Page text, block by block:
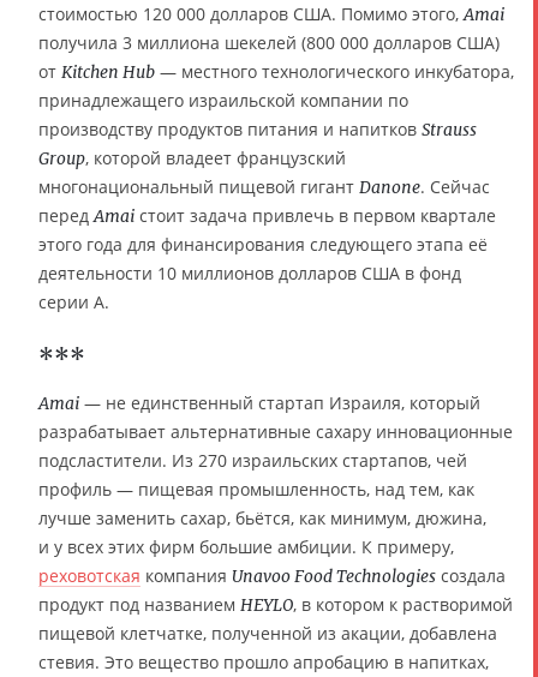
стоимостью 120 000 долларов США. Помимо этого, Amai
получила 3 миллиона шекелей (800 000 долларов США)
от Kitchen Hub — местного технологического инкубатора,
принадлежащего израильской компании по
производству продуктов питания и напитков Strauss
Group, которой владеет французский
многонациональный пищевой гигант Danone. Сейчас
перед Amai стоит задача привлечь в первом квартале
этого года для финансирования следующего этапа её
деятельности 10 миллионов долларов США в фонд
серии A.
***
Amai — не единственный стартап Израиля, который
разрабатывает альтернативные сахару инновационные
подсластители. Из 270 израильских стартапов, чей
профиль — пищевая промышленность, над тем, как
лучше заменить сахар, бьётся, как минимум, дюжина,
и у всех этих фирм большие амбиции. К примеру,
реховотская компания Unavoo Food Technologies создала
продукт под названием HEYLO, в котором к растворимой
пищевой клетчатке, полученной из акации, добавлена
стевия. Это вещество прошло апробацию в напитках,